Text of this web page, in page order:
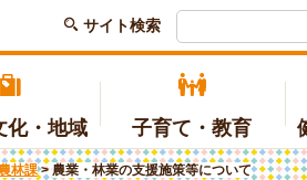
サイト検索
化・地域 子育て・教育
林課 > 農業・林業の支援施策等について